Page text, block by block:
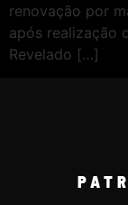
renovação por
após realização
Revelado […]